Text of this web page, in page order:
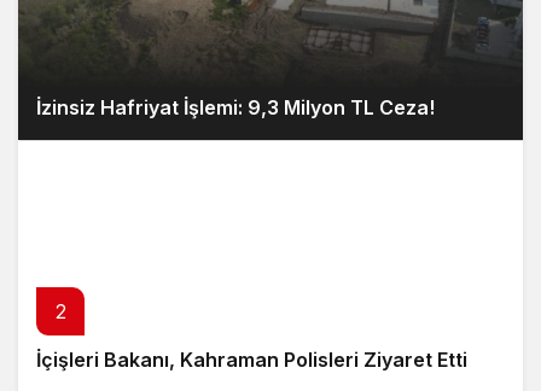
İzinsiz Hafriyat İşlemi: 9,3 Milyon TL Ceza!
2
İçişleri Bakanı, Kahraman Polisleri Ziyaret Etti